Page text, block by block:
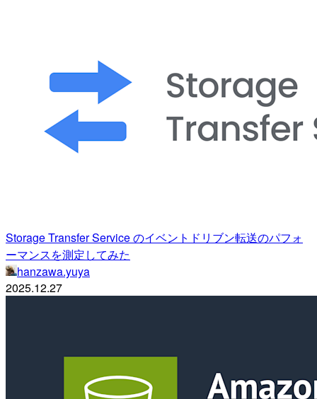
Storage Transfer Service のイベントドリブン転送のパフォ
ーマンスを測定してみた
hanzawa.yuya
2025.12.27